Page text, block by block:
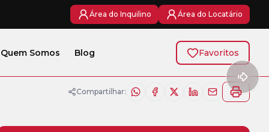
Área do Inquilino Área do Locatário
Quem Somos Blog Favoritos
Compartilhar: